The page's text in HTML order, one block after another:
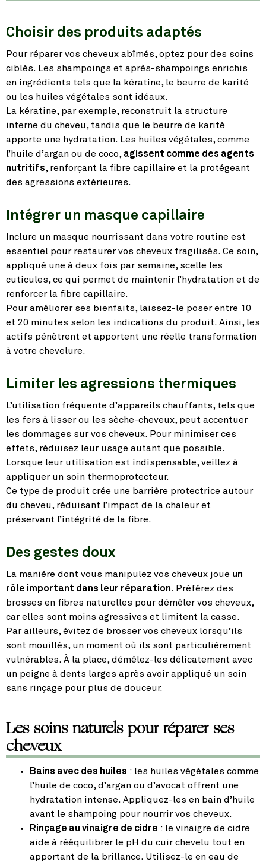
Choisir des produits adaptés
Pour réparer vos cheveux abîmés, optez pour des soins
ciblés. Les shampoings et après-shampoings enrichis
en ingrédients tels que la kératine, le beurre de karité
ou les huiles végétales sont idéaux.
La kératine, par exemple, reconstruit la structure
interne du cheveu, tandis que le beurre de karité
apporte une hydratation. Les huiles végétales, comme
l’huile d’argan ou de coco, agissent comme des agents
nutritifs, renforçant la fibre capillaire et la protégeant
des agressions extérieures.
Intégrer un masque capillaire
Inclure un masque nourrissant dans votre routine est
essentiel pour restaurer vos cheveux fragilisés. Ce soin,
appliqué une à deux fois par semaine, scelle les
cuticules, ce qui permet de maintenir l’hydratation et de
renforcer la fibre capillaire.
Pour améliorer ses bienfaits, laissez-le poser entre 10
et 20 minutes selon les indications du produit. Ainsi, les
actifs pénètrent et apportent une réelle transformation
à votre chevelure.
Limiter les agressions thermiques
L’utilisation fréquente d’appareils chauffants, tels que
les fers à lisser ou les sèche-cheveux, peut accentuer
les dommages sur vos cheveux. Pour minimiser ces
effets, réduisez leur usage autant que possible.
Lorsque leur utilisation est indispensable, veillez à
appliquer un soin thermoprotecteur.
Ce type de produit crée une barrière protectrice autour
du cheveu, réduisant l’impact de la chaleur et
préservant l’intégrité de la fibre.
Des gestes doux
La manière dont vous manipulez vos cheveux joue un
rôle important dans leur réparation. Préférez des
brosses en fibres naturelles pour démêler vos cheveux,
car elles sont moins agressives et limitent la casse.
Par ailleurs, évitez de brosser vos cheveux lorsqu’ils
sont mouillés, un moment où ils sont particulièrement
vulnérables. À la place, démêlez-les délicatement avec
un peigne à dents larges après avoir appliqué un soin
sans rinçage pour plus de douceur.
Les soins naturels pour réparer ses
cheveux
Bains avec des huiles : les huiles végétales comme
l’huile de coco, d’argan ou d’avocat offrent une
hydratation intense. Appliquez-les en bain d’huile
avant le shampoing pour nourrir vos cheveux.
Rinçage au vinaigre de cidre : le vinaigre de cidre
aide à rééquilibrer le pH du cuir chevelu tout en
apportant de la brillance. Utilisez-le en eau de